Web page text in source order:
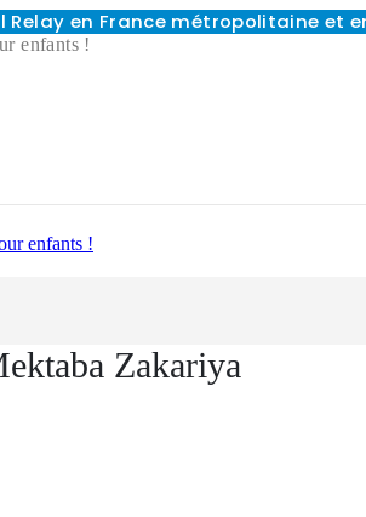
en France métropolitaine et
enfants !